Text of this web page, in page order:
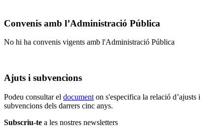
Convenis amb l’Administració Pública
No hi ha convenis vigents amb l'Administració Pública
Ajuts i subvencions
Podeu consultar el document on s'especifica la relació d’ajusts i
subvencions dels darrers cinc anys.
Subscriu-te a les nostres newsletters